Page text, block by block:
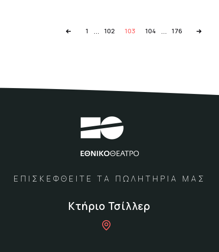
1 ... 102 103 104 ... 176
ΕΠΙΣΚΕΦΘΕΙΤΕ ΤΑ ΠΩΛΗΤΗΡΙΑ ΜΑΣ
Κτήριο Τσίλλερ